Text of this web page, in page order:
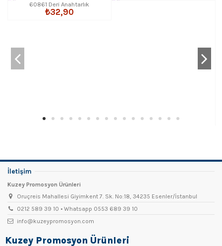
60861 Deri Anahtarlık
₺32,90
İletişim
Kuzey Promosyon Ürünleri
Oruçreis Mahallesi Giyimkent 7. Sk. No:18, 34235 Esenler/İstanbul
0212 589 39 10 • Whatsapp 0553 689 39 10
info@kuzeypromosyon.com
Kuzey Promosyon Ürünleri